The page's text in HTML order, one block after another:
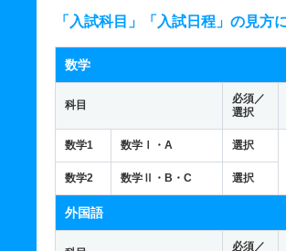
「入試科目」「入試日程」の見方
数学
科目
必須／
選択
数学1 数学Ⅰ・A
選択
数学2
数学Ⅱ・B・C 選択
外国語
必須／